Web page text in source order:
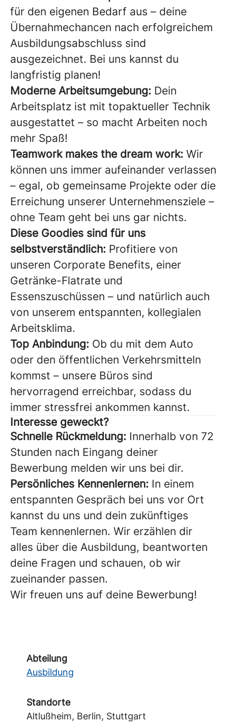
für den eigenen Bedarf aus – deine
Übernahmechancen nach erfolgreichem
Ausbildungsabschluss sind
ausgezeichnet. Bei uns kannst du
langfristig planen!
Moderne Arbeitsumgebung: Dein
Arbeitsplatz ist mit topaktueller Technik
ausgestattet – so macht Arbeiten noch
mehr Spaß!
Teamwork makes the dream work: Wir
können uns immer aufeinander verlassen
– egal, ob gemeinsame Projekte oder die
Erreichung unserer Unternehmensziele –
ohne Team geht bei uns gar nichts.
Diese Goodies sind für uns
selbstverständlich: Profitiere von
unseren Corporate Benefits, einer
Getränke-Flatrate und
Essenszuschüssen – und natürlich auch
von unserem entspannten, kollegialen
Arbeitsklima.
Top Anbindung: Ob du mit dem Auto
oder den öffentlichen Verkehrsmitteln
kommst – unsere Büros sind
hervorragend erreichbar, sodass du
immer stressfrei ankommen kannst.
Interesse geweckt?
Schnelle Rückmeldung: Innerhalb von 72
Stunden nach Eingang deiner
Bewerbung melden wir uns bei dir.
Persönliches Kennenlernen: In einem
entspannten Gespräch bei uns vor Ort
kannst du uns und dein zukünftiges
Team kennenlernen. Wir erzählen dir
alles über die Ausbildung, beantworten
deine Fragen und schauen, ob wir
zueinander passen.
Wir freuen uns auf deine Bewerbung!
Abteilung
Ausbildung
Standorte
Altlußheim, Berlin, Stuttgart